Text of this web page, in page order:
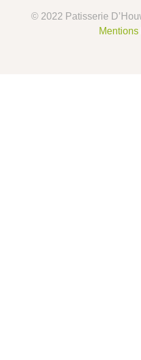
© 2022 Patisserie